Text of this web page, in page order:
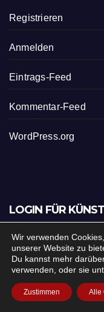
Registrieren
Anmelden
Eintrags-Feed
Kommentar-Feed
WordPress.org
LOGIN FÜR
VERANSTALTER
Du bist Künstler,
möchtest zukünftig
eingeben und diese
bereits ein Konto?
Wir verwenden
unserer Website zu
Du kannst mehr
verwenden, oder sie
Zustimmen Alle